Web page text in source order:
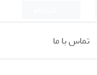
تماس با ما